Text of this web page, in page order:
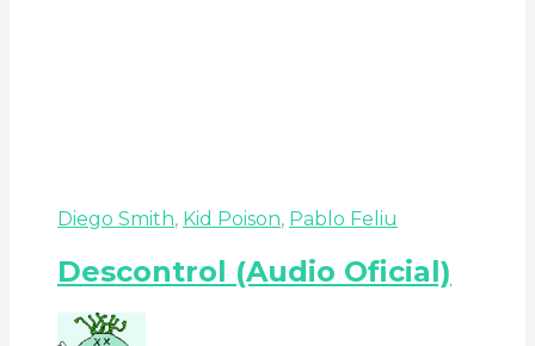
Diego Smith, Kid Poison, Pablo Feliu
Descontrol (Audio Oficial)